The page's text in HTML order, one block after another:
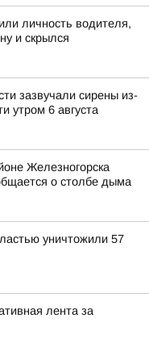
личность водителя,
и скрылся
зазвучали сирены из-
утром 6 августа
Железногорска
о столбе дыма
уничтожили 57
лента за